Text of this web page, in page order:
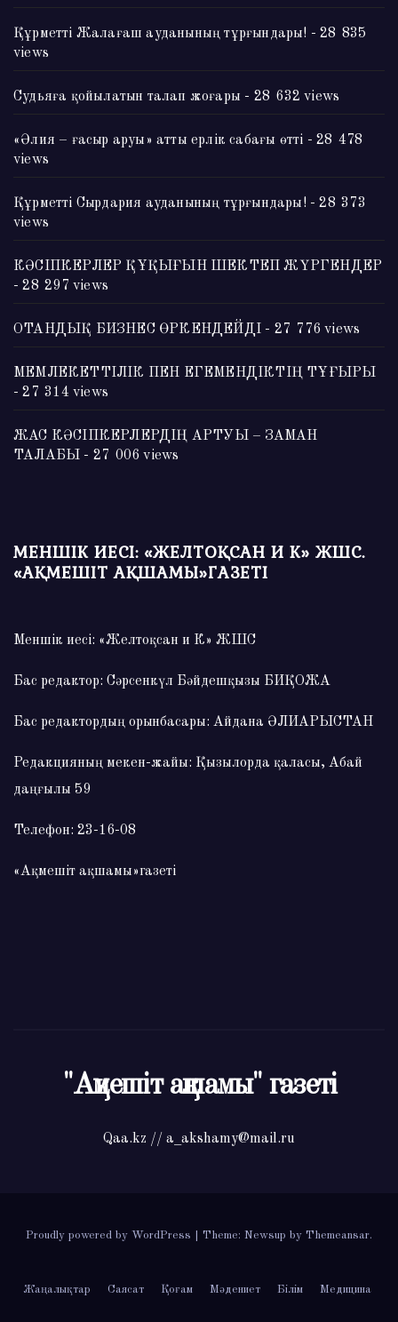
Құрметті Жалағаш ауданының тұрғындары! - 28 835
views
Судьяға қойылатын талап жоғары - 28 632 views
«Әлия – ғасыр аруы» атты ерлік сабағы өтті - 28 478
views
Құрметті Сырдария ауданының тұрғындары!- 28 373
views
КӘСІПКЕРЛЕР ҚҰҚЫҒЫН ШЕКТЕП ЖҮРГЕНДЕР
- 28 297 views
ОТАНДЫҚ БИЗНЕС ӨРКЕНДЕЙДІ - 27 776 views
МЕМЛЕКЕТТІЛІК ПЕН ЕГЕМЕНДІКТІҢ ТҰҒЫРЫ
- 27 314 views
ЖАС КӘСІПКЕРЛЕРДІҢ АРТУЫ – ЗАМАН
ТАЛАБЫ - 27 006 views
МЕНШІК ИЕСІ: «ЖЕЛТОҚСАН И К» ЖШС.
«АҚМЕШІТ АҚШАМЫ»ГАЗЕТІ
Меншік иесі: «Желтоқсан и К» ЖШС
Бас редактор: Сәрсенкүл Бәйдешқызы БИҚОЖА
Бас редактордың орынбасары: Айдана ӘЛИАРЫСТАН
Редакцияның мекен-жайы: Қызылорда қаласы, Абай
даңғылы 59
Телефон: 23-16-08
«Ақмешіт ақшамы»газеті
"Ақмешіт ақшамы" газеті
Qaa.kz // a_akshamy@mail.ru
Proudly powered by WordPress Theme: Newsup by Themeansar.
Жаңалықтар Саясат Қоғам Мәдениет Білім Медицина